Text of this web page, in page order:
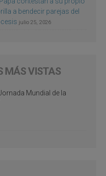
a bendecir parejas del
julio 25, 2026
MÁS VISTAS
Mundial de la